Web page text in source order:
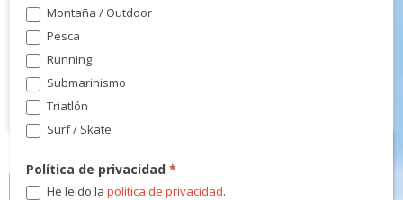
NEWSLETTER
Montaña / Outdoor
Pesca
Running
Submarinismo
Triatlón
Surf / Skate
Política de privacidad*
He leído lapolítica de privacidad.